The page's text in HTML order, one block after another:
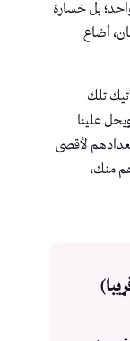
بل خسارة
أضاع
تلك
علينا
لأقصى
منك،